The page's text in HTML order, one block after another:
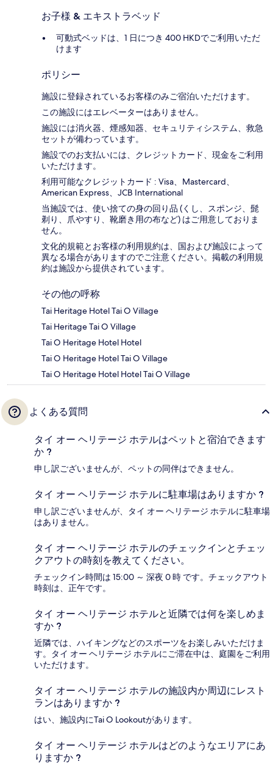
お子様 & エキストラベッド
可動式ベッドは、1 日につき 400 HKDでご利用いただ
けます
ポリシー
施設に登録されているお客様のみご宿泊いただけます。
この施設にはエレベーターはありません。
施設には消火器、煙感知器、セキュリティシステム、救急
セットが備わっています。
施設でのお支払いには、クレジットカード、現金をご利用
いただけます。
利用可能なクレジットカード : Visa、Mastercard、
American Express、JCB International
当施設では、使い捨ての身の回り品 (くし、スポンジ、髭
剃り、爪やすり、靴磨き用の布など) はご用意しておりま
せん。
文化的規範とお客様の利用規約は、国および施設によって
異なる場合がありますのでご注意ください。掲載の利用規
約は施設から提供されています。
その他の呼称
Tai Heritage Hotel Tai O Village
Tai Heritage Tai O Village
Tai O Heritage Hotel Hotel
Tai O Heritage Hotel Tai O Village
Tai O Heritage Hotel Hotel Tai O Village
よくある質問
タイ オー ヘリテージ ホテルはペットと宿泊できます
か ?
申し訳ございませんが、ペットの同伴はできません。
タイ オー ヘリテージ ホテルに駐車場はありますか ?
申し訳ございませんが、タイ オー ヘリテージ ホテルに駐車場
はありません。
タイ オー ヘリテージ ホテルのチェックインとチェッ
クアウトの時刻を教えてください。
チェックイン時間は 15:00 ～ 深夜 0 時 です。チェックアウト
時刻は、正午です。
タイ オー ヘリテージ ホテルと近隣では何を楽しめま
すか ?
近隣では、ハイキングなどのスポーツをお楽しみいただけま
す。タイ オー ヘリテージ ホテルにご滞在中は、庭園をご利用
いただけます。
タイ オー ヘリテージ ホテルの施設内か周辺にレスト
ランはありますか ?
はい、施設内にTai O Lookoutがあります。
タイ オー ヘリテージ ホテルはどのようなエリアにあ
りますか ?